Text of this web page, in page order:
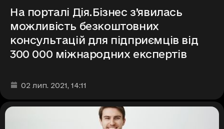
На порталі Дія.Бізнес з’явилась
можливість безкоштовних
консультацій для підприємців від
300 000 міжнародних експертів
Дата та час публікації
02 лип. 2021, 14:11